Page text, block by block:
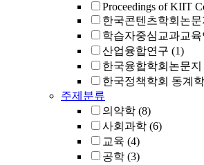
Proceedings of KIIT
한국콘텐츠학회논문
학습자중심교과교육
산업융합연구 (1)
한국융합학회논문지
한국정책학회 동계
주제분류
의약학 (8)
사회과학 (6)
교육 (4)
공학 (3)